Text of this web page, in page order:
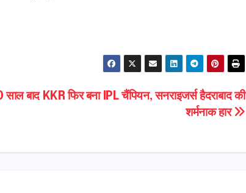
साल बाद KKR फिर बना IPL चैंपियन, सनराइजर्स हैदराबाद की
शर्मनाक हार